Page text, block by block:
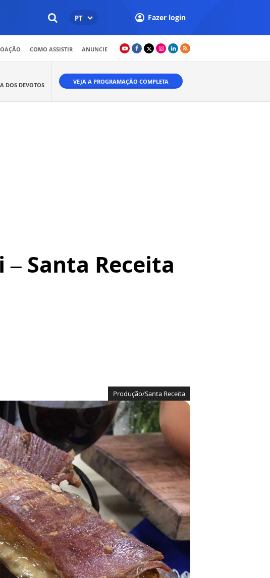
PT Fazer login
COMO ASSISTIR ANUNCIE
DOS DEVOTOS VEJA A PROGRAMAÇÃO COMPLETA
Santa Receita
Produção/Santa Receita